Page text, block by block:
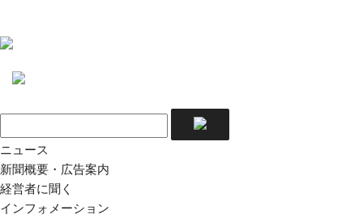
ニュース
新聞概要・広告案内
経営者に聞く
インフォメーション